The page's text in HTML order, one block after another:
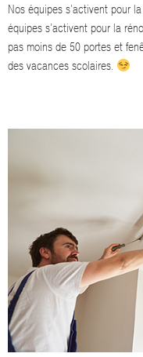
Nos équipes s’activent pour
équipes s’activent pour la
pas moins de 50 portes et
des vacances scolaires.